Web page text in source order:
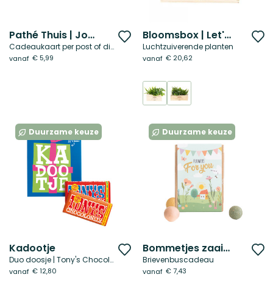
Pathé Thuis | Jouw inzet is niet te filmen
Cadeaukaart per post of digitaal
vanaf € 5,99
Voeg
toe
aan
verlanglijst
Bloomsbox | Let's grow together
Luchtzuiverende planten
vanaf € 20,62
Duurzame keuze
Kadootje
Duo doosje | Tony's Chocolonely
vanaf € 12,80
Voeg
toe
aan
Duurzame keuze
Bommetjes zaaien | For you
Brievenbuscadeau
vanaf € 7,43